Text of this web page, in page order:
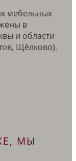
мебельных
в
и области
Щёлково).
МЫ